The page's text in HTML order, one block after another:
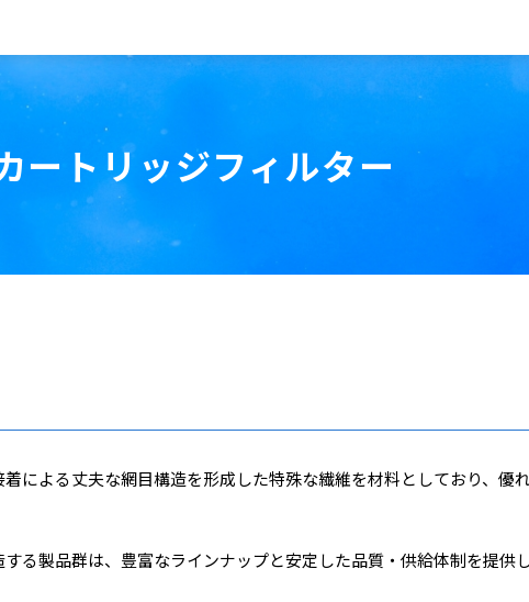
ートリッジフィルター
による丈夫な網目構造を形成した特殊な繊維を材料としており、優
る製品群は、豊富なラインナップと安定した品質・供給体制を提供